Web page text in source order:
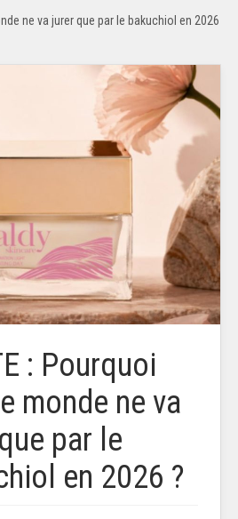
ne va jurer que par le bakuchiol en 2026
: Pourquoi
monde ne va
par le
en 2026 ?